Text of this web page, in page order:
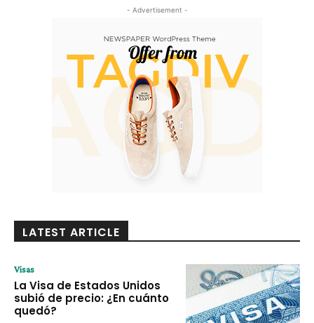
- Advertisement -
LATEST ARTICLE
Visas
La Visa de Estados Unidos
subió de precio: ¿En cuánto
quedó?